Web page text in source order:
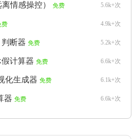
5.6k+次
情感操控） 免费
4.9k+次
费
5.2k+次
断器 免费
6.6k+次
计算器 免费
6.1k+次
化生成器 免费
6.6k+次
器 免费